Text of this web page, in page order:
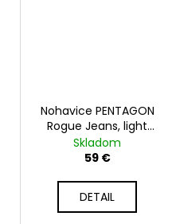
Nohavice PENTAGON
Rogue Jeans, light
indigo blue
Skladom
59 €
DETAIL